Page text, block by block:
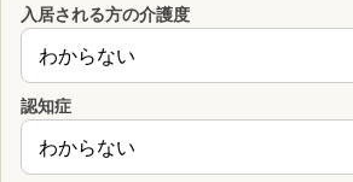
入居される方の介護度
認知症